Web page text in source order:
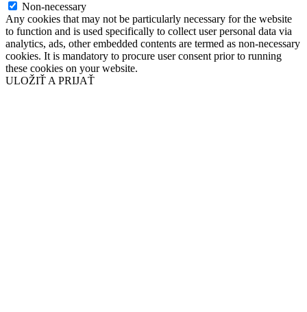
Non-necessary
Any cookies that may not be particularly necessary for the website
to function and is used specifically to collect user personal data via
analytics, ads, other embedded contents are termed as non-necessary
cookies. It is mandatory to procure user consent prior to running
these cookies on your website.
ULOŽIŤ A PRIJAŤ